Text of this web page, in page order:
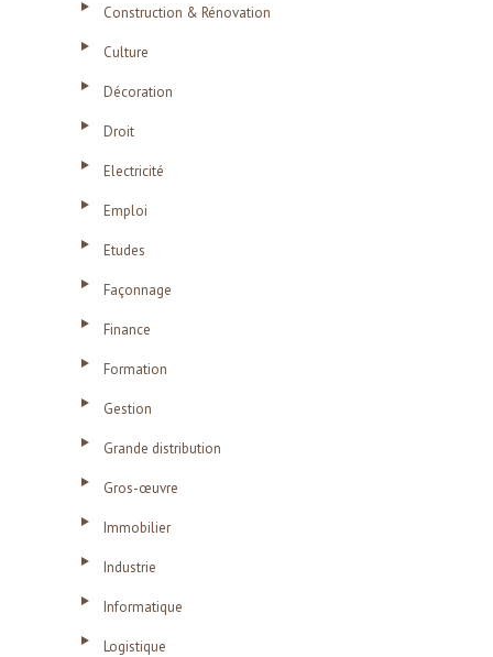
Construction & Rénovation
Culture
Décoration
Droit
Electricité
Emploi
Etudes
Façonnage
Finance
Formation
Gestion
Grande distribution
Gros-œuvre
Immobilier
Industrie
Informatique
Logistique